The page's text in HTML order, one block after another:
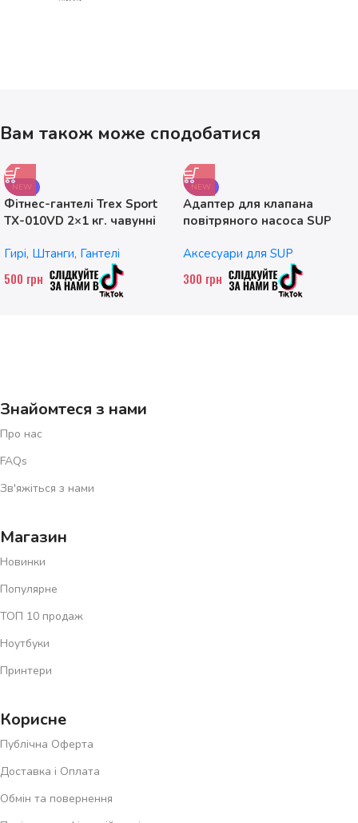
Вам також може сподобатися
NEW
Фітнес-гантелі Trex Sport
TX-010VD 2×1 кг. чавунні
Гирі, Штанги, Гантелі
500 грн
NEW
Адаптер для клапана
повітряного насоса SUP
Аксесуари для SUP
300 грн
Знайомтеся з нами
Про нас
FAQs
Зв'яжіться з нами
Магазин
Новинки
Популярне
ТОП 10 продаж
Ноутбуки
Принтери
Корисне
Публічна Оферта
Доставка і Оплата
Обмін та повернення